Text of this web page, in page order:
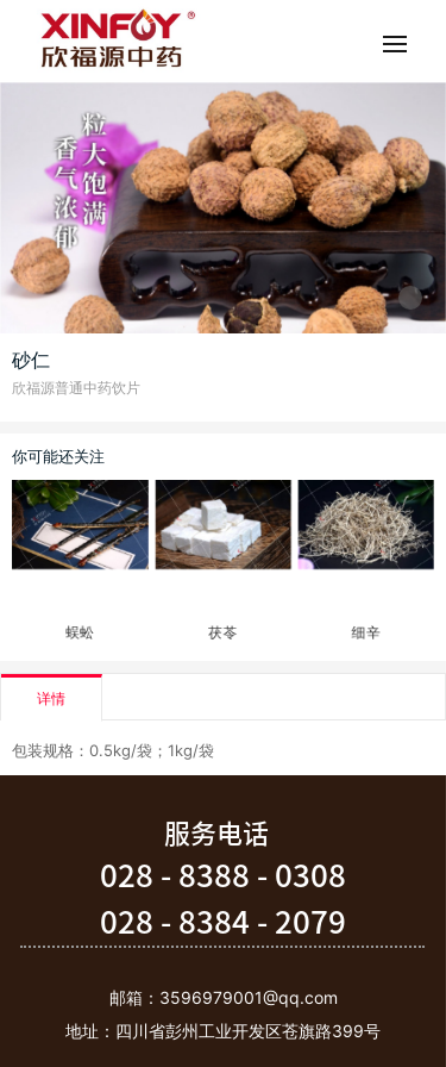
砂仁
欣福源普通中药饮片
你可能还关注
蜈蚣 茯苓 细辛
详情
包装规格：0.5kg/袋；1kg/袋
服务电话
028 - 8388 - 0308
028 - 8384 - 2079
邮箱：3596979001@qq.com
地址： 四川省彭州工业开发区苍旗路399号